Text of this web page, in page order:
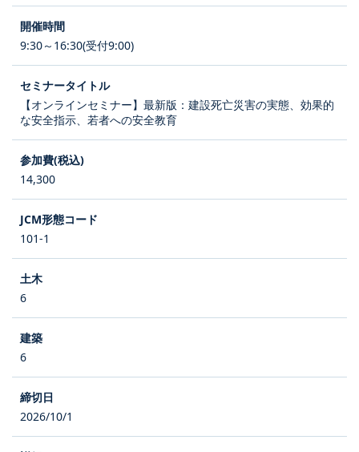
9:30～16:30(受付9:00)
【オンラインセミナー】最新版：建設死亡災害の実態、効果的
な安全指示、若者への安全教育
14,300
101-1
6
6
2026/10/1